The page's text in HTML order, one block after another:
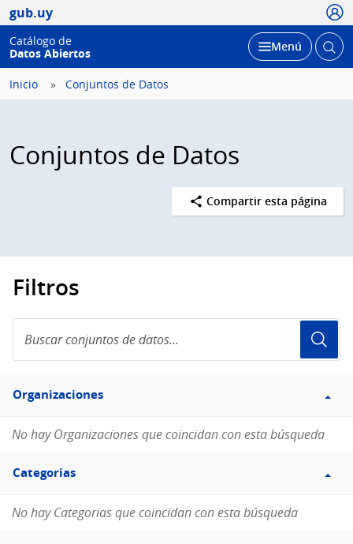
gub.uy
Catálogo de
Datos Abiertos
Desplegar
Menú Abrir
Inicio Conjuntos de Datos
Conjuntos de Datos
Compartir esta página
Filtros
conjuntos
de
Filtro
Organizaciones
Organizaciones
No hay Organizaciones que coincidan con esta búsqueda
Filtro
Categorias
Categorias
No hay Categorias que coincidan con esta búsqueda